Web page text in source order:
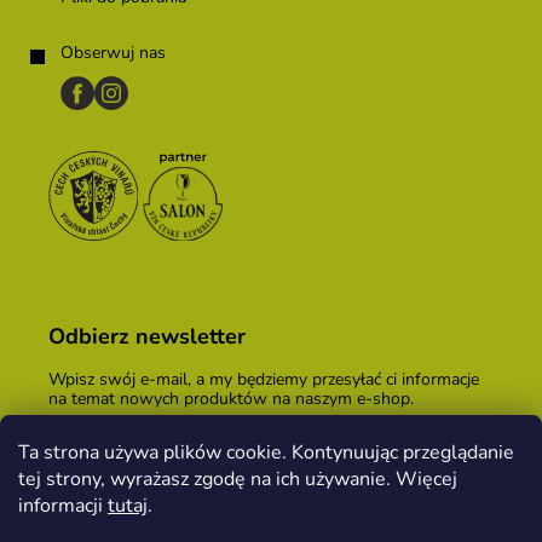
Ta strona używa plików cookie. Kontynuując przeglądanie
tej strony, wyrażasz zgodę na ich używanie. Więcej
informacji tutaj.
Obserwuj nas
Odbierz newsletter
Wpisz swój e-mail, a my będziemy przesyłać ci informacje
na temat nowych produktów na naszym e-shop.
Podając adres e-mail, zgadzasz się zwarunkami
handlowymi